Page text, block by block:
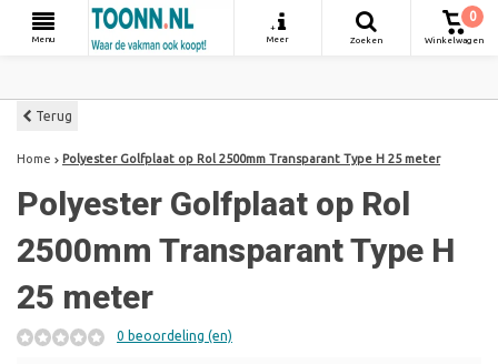
Menu
+
Meer
Zoeken
0
Winkelwagen
Terug
Home Polyester Golfplaat op Rol 2500mm Transparant Type H 25 meter
Polyester Golfplaat op Rol
2500mm Transparant Type H
25 meter
0 beoordeling (en)